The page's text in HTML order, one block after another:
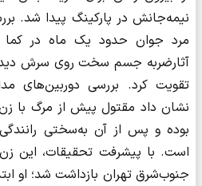
نیمه‌جانش در پارکینگ پیدا شد.
مرد جوان حدود یک ماه در
آثارضربه جسم سخت روی سرش
تقویت کرد. بررسی دوربین‌های
نشان داد مقتول پیش از مرگ با زن
بوده و پس از آن به‌سختی
است. با پیشرفت تحقیقات، این
جنوب‌شرق تهران بازداشت شد؛ او